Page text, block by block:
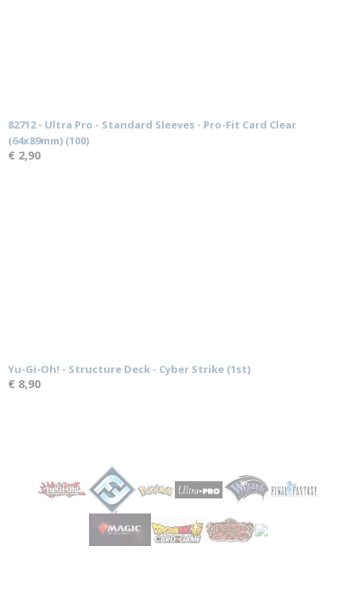
82712 - Ultra Pro - Standard Sleeves - Pro-Fit Card Clear
(64x89mm) (100)
€ 2,90
Yu-Gi-Oh! - Structure Deck - Cyber Strike (1st)
€ 8,90